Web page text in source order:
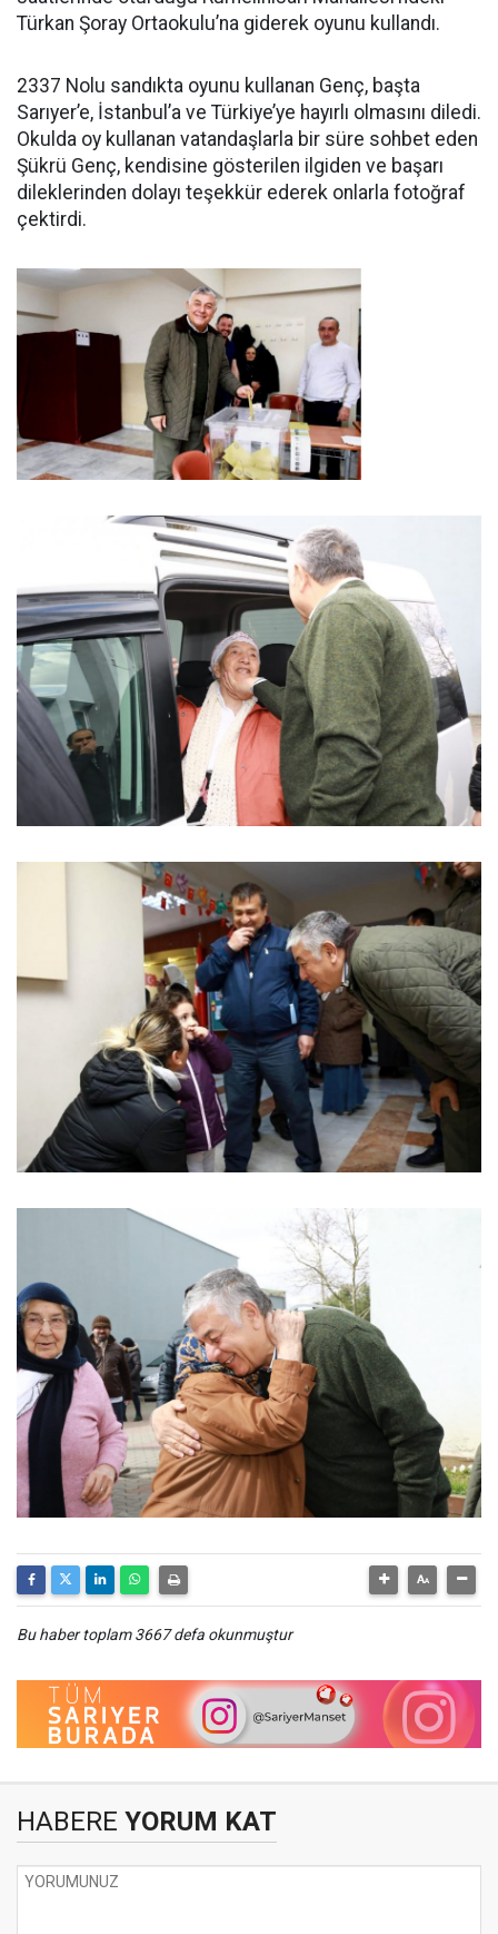
Türkan Şoray Ortaokulu’na giderek oyunu kullandı.
2337 Nolu sandıkta oyunu kullanan Genç, başta
Sarıyer’e, İstanbul’a ve Türkiye’ye hayırlı olmasını diledi.
Okulda oy kullanan vatandaşlarla bir süre sohbet eden
Şükrü Genç, kendisine gösterilen ilgiden ve başarı
dileklerinden dolayı teşekkür ederek onlarla fotoğraf
çektirdi.
Bu haber toplam 3667 defa okunmuştur
HABERE YORUM KAT